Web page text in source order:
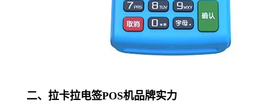
二、拉卡拉电签POS机品牌实力